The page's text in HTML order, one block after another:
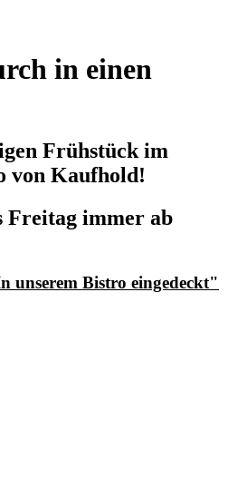
in einen
Frühstück im
von Kaufhold!
Freitag immer ab
Bistro eingedeckt"